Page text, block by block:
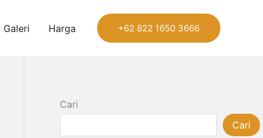
Galeri Harga +62 822 1650 3666
Cari
Cari